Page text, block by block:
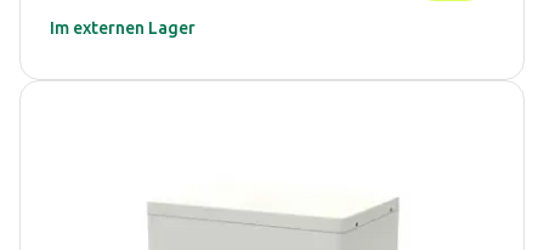
Im externen Lager